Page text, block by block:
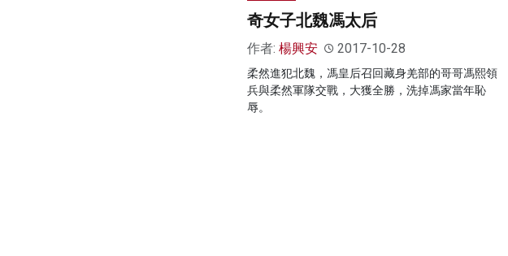
奇女子北魏馮太后
作者: 楊興安 2017-10-28
柔然進犯北魏，馮皇后召回藏身羌部的哥哥馮熙領
兵與柔然軍隊交戰，大獲全勝，洗掉馮家當年恥
辱。